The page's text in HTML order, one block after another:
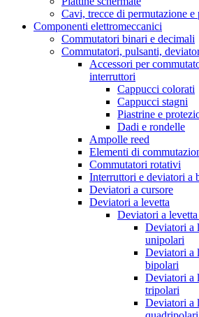
Cavi, trecce di permutazione
Componenti elettromeccanici
Commutatori binari e decimali
Commutatori, pulsanti,
Accessori per
interruttori
Cappucci colorati
Cappucci stagni
Piastrine e
Dadi e rondelle
Ampolle reed
Elementi di
Commutatori rotativi
Interruttori e deviatori a
Deviatori a cursore
Deviatori a levetta
Deviatori a
Deviatori a
unipolari
Deviatori a
bipolari
Deviatori a
tripolari
Deviatori a